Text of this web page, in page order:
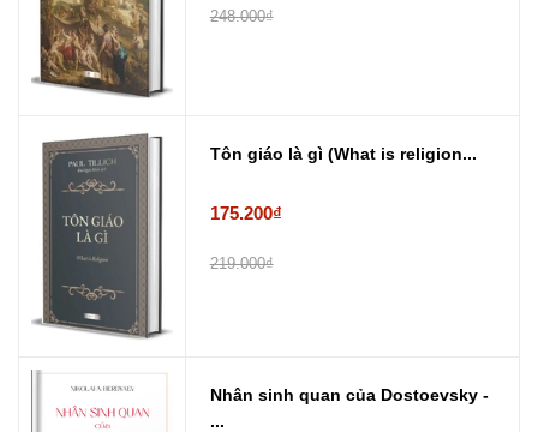
248.000₫
Tôn giáo là gì (What is religion...
175.200₫
219.000₫
Nhân sinh quan của Dostoevsky -
...